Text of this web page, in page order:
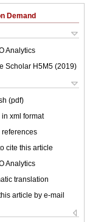
Demand
Analytics
Scholar H5M5 (2019)
(pdf)
in xml format
references
cite this article
Analytics
translation
article by e-mail